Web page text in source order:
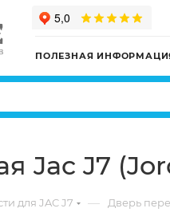
ПОЛЕЗНАЯ
Jac J7
для JAC J7 — Дверь